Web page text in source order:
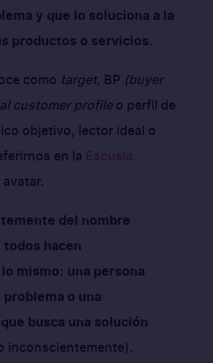
y que lo soluciona a la
productos o servicios.
como target, BP (buyer
customer profileo perfil de
objetivo, lector ideal o
en la Escuela
avatar.
del nombre
hacen
mismo: una persona
o una
busca una solución
inconscientemente).